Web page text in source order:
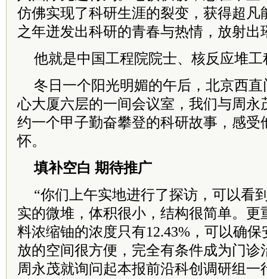
仿佛实现了科研生涯的裂变，获得超凡
之年迸发出科研的青春与热情，放射出
他就是中国工程院院士、核反应堆
冬日一个阳光明媚的午后，北京西
心大厦六层的一间会议室，我们与周永
约一个甲子勤奋攀登的科研故事，感受
怀。
填补空白 期待推广
“你们上午实地进行了探访，可以看
实的微堆，体积很小，结构很简单。更
料浓缩铀的浓度只有12.43%，可以确
放的空间很方便，完全有条件成为门诊
周永茂就询问起本报前沿科创调研组一